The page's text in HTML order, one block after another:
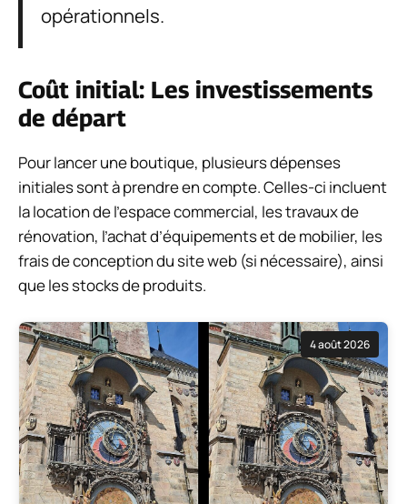
opérationnels.
Coût initial: Les investissements
de départ
Pour lancer une boutique, plusieurs dépenses
initiales sont à prendre en compte. Celles-ci incluent
la location de l’espace commercial, les travaux de
rénovation, l’achat d’équipements et de mobilier, les
frais de conception du site web (si nécessaire), ainsi
que les stocks de produits.
4 août 2026